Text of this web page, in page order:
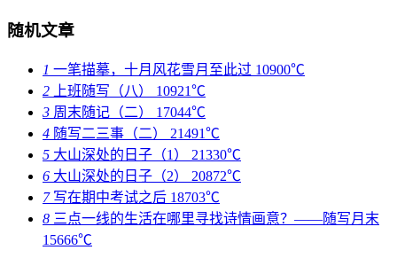
随机文章
1 一笔描摹，十月风花雪月至此过 10900℃
2 上班随写（八） 10921℃
3 周末随记（二） 17044℃
4 随写二三事（二） 21491℃
5 大山深处的日子（1） 21330℃
6 大山深处的日子（2） 20872℃
7写在期中考试之后 18703℃
8 三点一线的生活在哪里寻找诗情画意？——随写月末
15666℃